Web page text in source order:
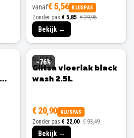
vanaf€ 5,56 KLUSPAS
Zonder pas € 5,85 € 29,95
Bekijk →
−76%
GLITSA
Glitsa vloerlak black
wash 2.5L
€ 20,90 KLUSPAS
Zonder pas € 22,00 € 93,49
Bekijk →